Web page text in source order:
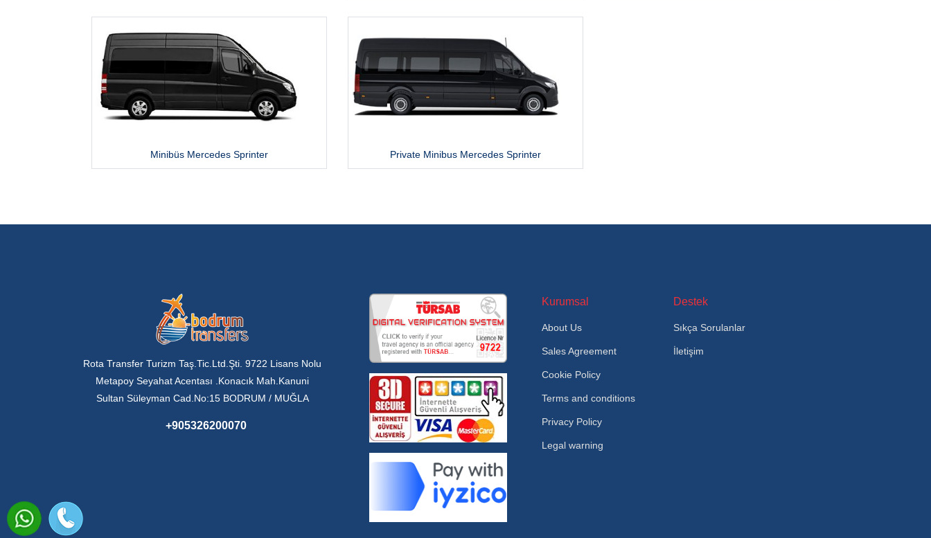
Minibüs Mercedes Sprinter Private Minibus Mercedes Sprinter
Rota Transfer Turizm Taş.Tic.Ltd.Şti. 9722 Lisans Nolu
Metapoy Seyahat Acentası .Konacık Mah.Kanuni
Sultan Süleyman Cad.No:15 BODRUM / MUĞLA
+905326200070
Kurumsal
About Us
Sales Agreement
Cookie Policy
Terms and conditions
Privacy Policy
Legal warning
Destek
Sıkça Sorulanlar
İletişim